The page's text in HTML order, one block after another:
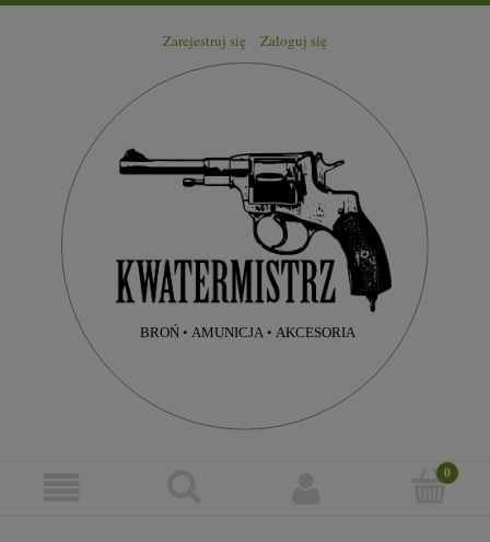
Zarejestruj się Zaloguj się